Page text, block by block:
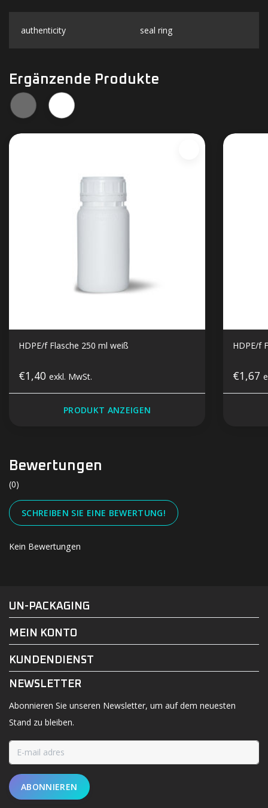
authenticity seal ring
Ergänzende Produkte
HDPE/f Flasche 250 ml weiß
€1,40 exkl. MwSt.
PRODUKT ANZEIGEN
HDPE/f
€1,67
Bewertungen
(0)
SCHREIBEN SIE EINE BEWERTUNG!
Kein Bewertungen
FACEBOOK
UN-PACKAGING
MEIN KONTO
KUNDENDIENST
NEWSLETTER
Abonnieren Sie unseren Newsletter, um auf dem neuesten
Stand zu bleiben.
ABONNIEREN